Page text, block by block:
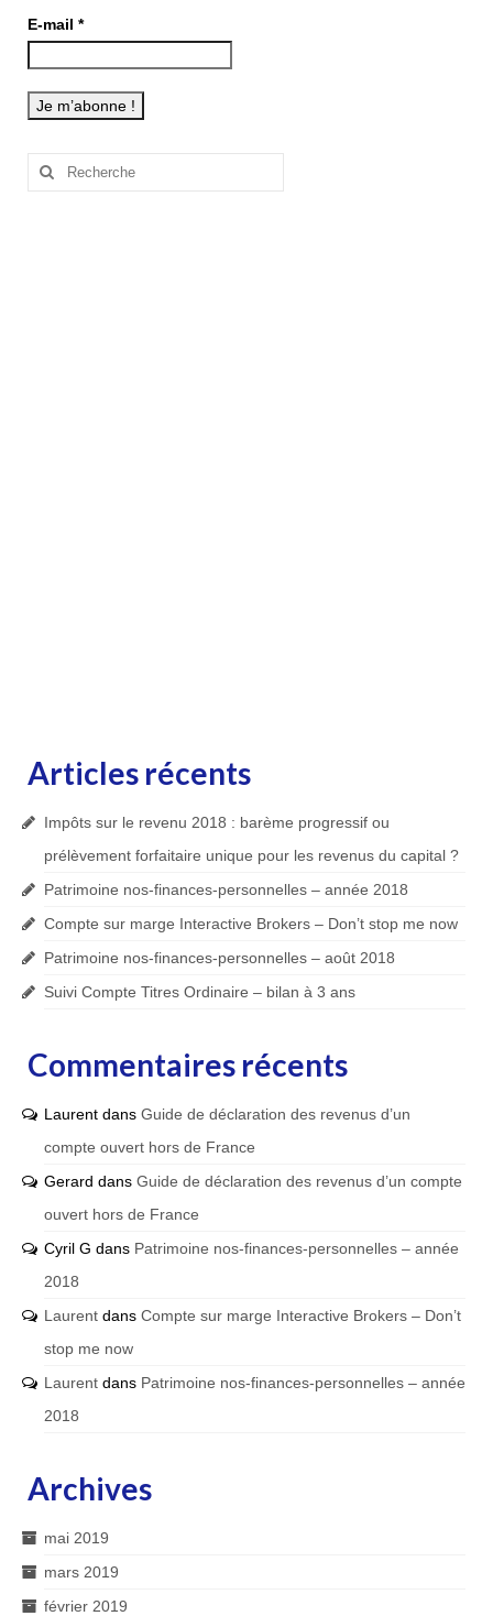
E-mail *
Rechercher
Articles récents
Impôts sur le revenu 2018 : barème progressif ou
prélèvement forfaitaire unique pour les revenus du capital ?
Patrimoine nos-finances-personnelles – année 2018
Compte sur marge Interactive Brokers – Don’t stop me now
Patrimoine nos-finances-personnelles – août 2018
Suivi Compte Titres Ordinaire – bilan à 3 ans
Commentaires récents
Laurent dans Guide de déclaration des revenus d’un
compte ouvert hors de France
Gerard dans Guide de déclaration des revenus d’un compte
ouvert hors de France
Cyril G dans Patrimoine nos-finances-personnelles – année
2018
Laurent dans Compte sur marge Interactive Brokers – Don’t
stop me now
Laurent dans Patrimoine nos-finances-personnelles – année
2018
Archives
mai 2019
mars 2019
février 2019